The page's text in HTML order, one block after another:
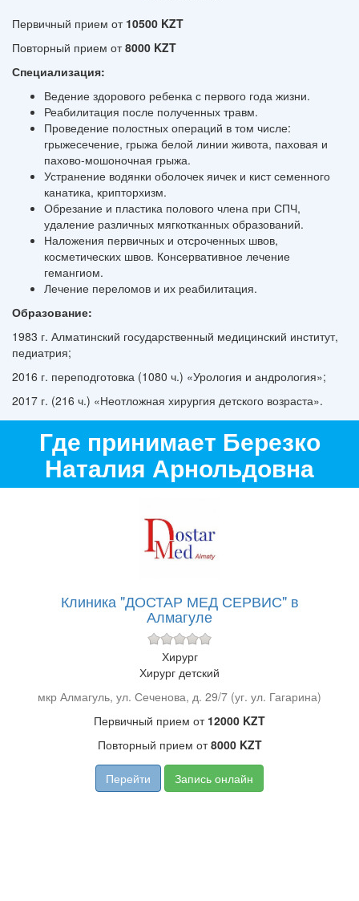
Первичный прием от 10500 KZT
Повторный прием от8000 KZT
Специализация:
Ведение здорового ребенка с первого года жизни.
Реабилитация после полученных травм.
Проведение полостных операций в том числе:
грыжесечение, грыжа белой линии живота, паховая и
пахово-мошоночная грыжа.
Устранение водянки оболочек яичек и кист семенного
канатика, крипторхизм.
Обрезание и пластика полового члена при СПЧ,
удаление различных мягкотканных образований.
Наложения первичных и отсроченных швов,
косметических швов. Консервативное лечение
гемангиом.
Лечение переломов и их реабилитация.
Образование:
1983 г. Алматинский государственный медицинский институт,
педиатрия;
2016 г. переподготовка (1080 ч.) «Урология и андрология»;
2017 г. (216 ч.) «Неотложная хирургия детского возраста».
Где принимает Березко
Наталия Арнольдовна
Клиника "ДОСТАР МЕД СЕРВИС" в
Алмагуле
Хирург
Хирург детский
мкр Алмагуль, ул. Сеченова, д. 29/7 (уг. ул. Гагарина)
Первичный прием от 12000 KZT
Повторный прием от8000 KZT
Перейти Запись онлайн